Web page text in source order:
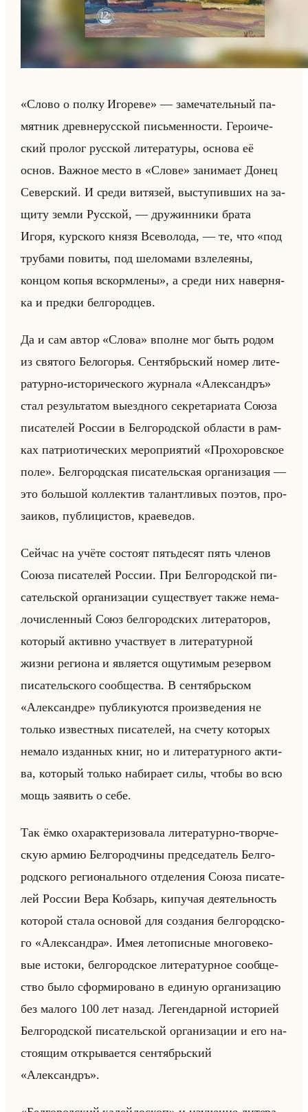
«Слово о полку Игореве» — за­ме­ча­тельный па­
мят­ник древ­не­рус­ской письмен­но­сти. Ге­ро­иче­
ский про­лог рус­ской ли­те­ра­ту­ры, ос­но­ва её
основ. Важ­ное место в «Слове» за­ни­ма­ет Донец
Се­вер­ский. И среди ви­тя­зей, вы­сту­пив­ших на за­
щи­ту земли Рус­ской, — дру­жин­ни­ки брата
Игоря, кур­ско­го князя Все­во­ло­да, — те, что «под
трубами повиты, под шеломами взлелеяны,
концом копья вскормлены», а среди них на­вер­ня­
ка и пред­ки бел­го­род­цев.
Да и сам автор «Слова» вполне мог быть родом
из свя­то­го Бе­ло­го­рья. Сен­тябрьский номер ли­те­
ра­тур­но-ис­то­ри­че­ско­го жур­на­ла «Александръ»
стал ре­зульта­том вы­езд­но­го сек­ре­та­ри­ата Союза
пи­са­те­лей Рос­сии в Бел­го­род­ской об­ла­сти в рам­
ках пат­ри­оти­че­ских ме­ро­при­ятий «Прохоровское
поле». Бел­го­род­ская пи­са­тельская ор­га­ни­за­ция —
это большой кол­лек­тив та­лант­ли­вых по­этов, про­
за­иков, пуб­ли­ци­стов, кра­еве­дов.
Сейчас на учёте со­сто­ят пятьде­сят пять чле­нов
Союза пи­са­те­лей Рос­сии. При Бел­го­род­ской пи­
са­тельской ор­га­ни­за­ции су­ще­ству­ет также нема­
ло­чис­лен­ный Союз бел­го­род­ских ли­те­ра­то­ров,
ко­то­рый ак­тив­но участ­ву­ет в ли­те­ра­тур­ной
жизни ре­ги­она и яв­ля­ет­ся ощу­ти­мым ре­зер­вом
пи­са­тельско­го со­об­ще­ства. В сен­тябрьском
«Александре» пуб­ли­ку­ют­ся про­из­ве­де­ния не
только из­вест­ных пи­са­те­лей, на счету ко­то­рых
нема­ло из­дан­ных книг, но и ли­те­ра­тур­но­го ак­ти­
ва, ко­то­рый только на­би­ра­ет силы, чтобы во всю
мощь за­явить о себе.
Так ёмко оха­рак­те­ри­зо­ва­ла ли­те­ра­тур­но-твор­че­
скую армию Бел­го­род­чи­ны пред­се­да­тель Бел­го­
род­ско­го ре­ги­онально­го от­де­ле­ния Союза пи­са­те­
лей Рос­сии Вера Коб­зарь, ки­пу­чая де­ятельность
ко­то­рой стала ос­но­вой для со­зда­ния бел­го­род­ско­
го «Александра». Имея ле­то­пис­ные мно­го­ве­ко­
вые ис­то­ки, бел­го­род­ское ли­те­ра­тур­ное со­об­ще­
ство было сфор­ми­ро­ва­но в еди­ную ор­га­ни­за­цию
без ма­ло­го 100 лет назад. Ле­ген­дар­ной ис­то­ри­ей
Бел­го­род­ской пи­са­тельской ор­га­ни­за­ции и его на­
сто­ящим от­кры­ва­ет­ся сен­тябрьский
«Александръ».